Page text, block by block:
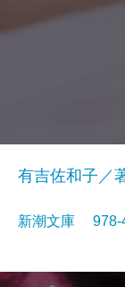
有吉佐和子／
新潮文庫